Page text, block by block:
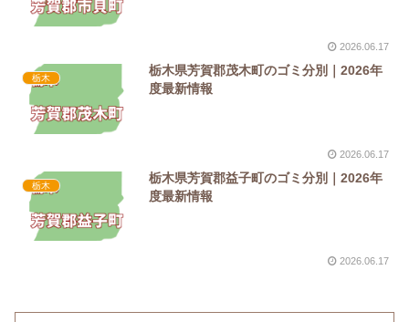
2026.06.17
栃木
栃木県芳賀郡茂木町のゴミ分別｜2026年
度最新情報
2026.06.17
栃木
栃木県芳賀郡益子町のゴミ分別｜2026年
度最新情報
2026.06.17